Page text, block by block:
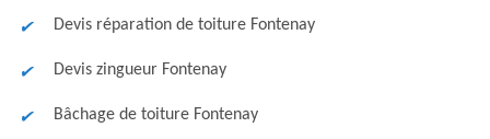
Devis réparation de toiture Fontenay
Devis zingueur Fontenay
Bâchage de toiture Fontenay